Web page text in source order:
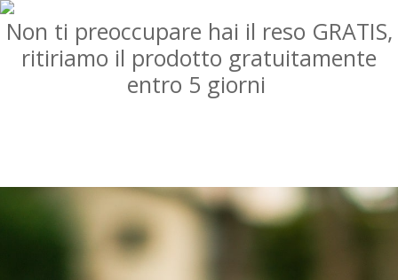
Non ti preoccupare hai il reso GRATIS,
ritiriamo il prodotto gratuitamente
entro 5 giorni